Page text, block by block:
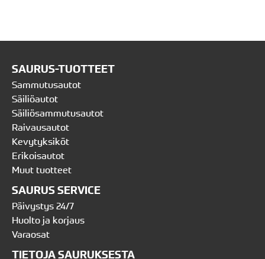
SAURUS-TUOTTEET
Sammutusautot
Säiliöautot
Säiliösammutusautot
Raivausautot
Kevytyksiköt
Erikoisautot
Muut tuotteet
SAURUS SERVICE
Päivystys 24/7
Huolto ja korjaus
Varaosat
TIETOJA SAURUKSESTA